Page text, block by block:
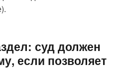
суд должен
если позволяет